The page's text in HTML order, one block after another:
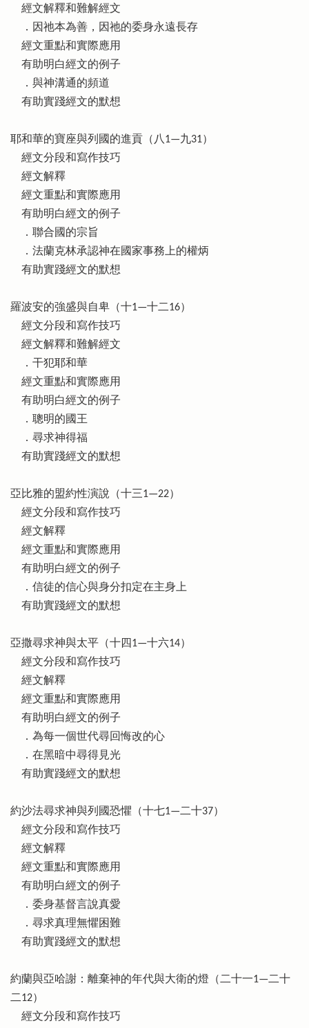
經文解釋和難解經文
．因祂本為善，因祂的委身永遠長存
經文重點和實際應用
有助明白經文的例子
．與神溝通的頻道
有助實踐經文的默想
耶和華的寶座與列國的進貢（八1—九31）
經文分段和寫作技巧
經文解釋
經文重點和實際應用
有助明白經文的例子
．聯合國的宗旨
．法蘭克林承認神在國家事務上的權炳
有助實踐經文的默想
羅波安的強盛與自卑（十1—十二16）
經文分段和寫作技巧
經文解釋和難解經文
．干犯耶和華
經文重點和實際應用
有助明白經文的例子
．聰明的國王
．尋求神得福
有助實踐經文的默想
亞比雅的盟約性演說（十三1—22）
經文分段和寫作技巧
經文解釋
經文重點和實際應用
有助明白經文的例子
．信徒的信心與身分扣定在主身上
有助實踐經文的默想
亞撒尋求神與太平（十四1—十六14）
經文分段和寫作技巧
經文解釋
經文重點和實際應用
有助明白經文的例子
．為每一個世代尋回悔改的心
．在黑暗中尋得見光
有助實踐經文的默想
約沙法尋求神與列國恐懼（十七1—二十37）
經文分段和寫作技巧
經文解釋
經文重點和實際應用
有助明白經文的例子
．委身基督言說真愛
．尋求真理無懼困難
有助實踐經文的默想
約蘭與亞哈謝：離棄神的年代與大衛的燈（二十一1—二十
二12）
經文分段和寫作技巧